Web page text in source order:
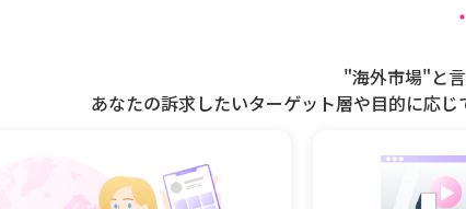
"海外市場"と言
あなたの訴求したいターゲット層や目的に応じ